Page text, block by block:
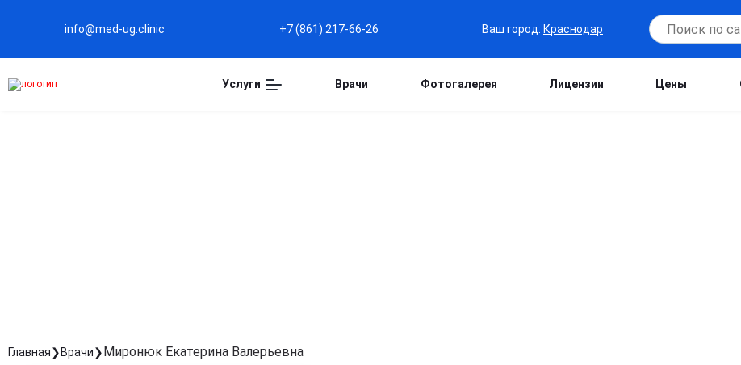
info@med-ug.clinic +7 (861) 217-66-26 Ваш город: Краснодар
Услуги Врачи Фотогалерея Лицензии Цены
Главная Врачи Миронюк Екатерина Валерьевна